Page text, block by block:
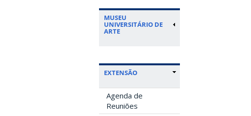
MUSEU
UNIVERSITÁRIO DE
ARTE
EXTENSÃO
Agenda de
Reuniões